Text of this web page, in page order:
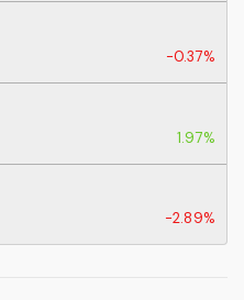
-0.37%
1.97%
-2.89%